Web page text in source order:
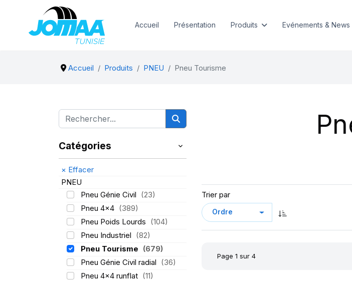
Accueil Présentation Produits Evénements & News
Accueil Produits PNEU Pneu Tourisme
Catégories
× Effacer
PNEU
Pneu Génie Civil (23)
Pneu 4x4 (389)
Pneu Poids Lourds (104)
Pneu Industriel (82)
Pneu Tourisme (679)
Pneu Génie Civil radial (36)
Pneu 4x4 runflat (11)
Trier par
Page 1 sur 4